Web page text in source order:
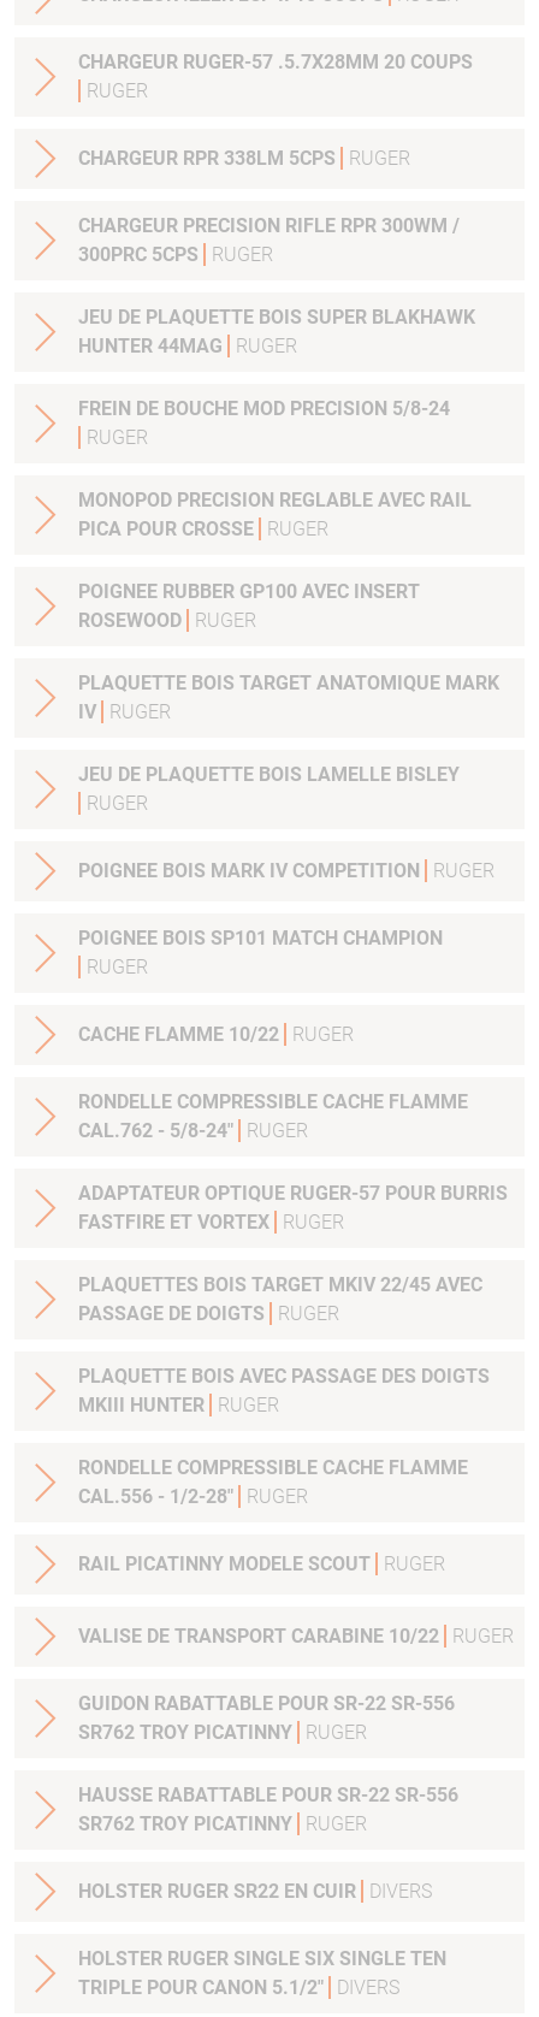
CHARGEUR RUGER-57 .5.7X28MM 20 COUPS
RUGER
CHARGEUR RPR 338LM 5CPS RUGER
CHARGEUR PRECISION RIFLE RPR 300WM /
300PRC 5CPS
RUGER
JEU DE PLAQUETTE BOIS SUPER BLAKHAWK
HUNTER 44MAG
RUGER
FREIN DE BOUCHE MOD PRECISION 5/8-24
RUGER
MONOPOD PRECISION REGLABLE AVEC RAIL
PICA POUR CROSSE
RUGER
POIGNEE RUBBER GP100 AVEC INSERT
ROSEWOOD
RUGER
PLAQUETTE BOIS TARGET ANATOMIQUE MARK
IV
RUGER
JEU DE PLAQUETTE BOIS LAMELLE BISLEY
RUGER
POIGNEE BOIS MARK IV COMPETITION RUGER
POIGNEE BOIS SP101 MATCH CHAMPION
RUGER
CACHE FLAMME 10/22 RUGER
RONDELLE COMPRESSIBLE CACHE FLAMME
CAL.762 - 5/8-24"
RUGER
ADAPTATEUR OPTIQUE RUGER-57 POUR BURRIS
FASTFIRE ET VORTEX
RUGER
PLAQUETTES BOIS TARGET MKIV 22/45 AVEC
PASSAGE DE DOIGTS
RUGER
PLAQUETTE BOIS AVEC PASSAGE DES DOIGTS
MKIII HUNTER
RUGER
RONDELLE COMPRESSIBLE CACHE FLAMME
CAL.556 - 1/2-28"
RUGER
RAIL PICATINNY MODELE SCOUT RUGER
VALISE DE TRANSPORT CARABINE 10/22 RUGER
GUIDON RABATTABLE POUR SR-22 SR-556
SR762 TROY PICATINNY
RUGER
HAUSSE RABATTABLE POUR SR-22 SR-556
SR762 TROY PICATINNY
RUGER
HOLSTER RUGER SR22 EN CUIR DIVERS
HOLSTER RUGER SINGLE SIX SINGLE TEN
TRIPLE POUR CANON 5.1/2"
DIVERS